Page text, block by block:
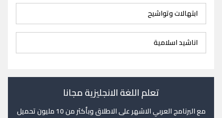
ابتهالات وتواشيح
اناشيد اسلامية
تعلم اللغة الانجليزية مجانا
مع البرنامج العربي الاشهر على الاطلاق وبأكثر من 10 مليون تحميل